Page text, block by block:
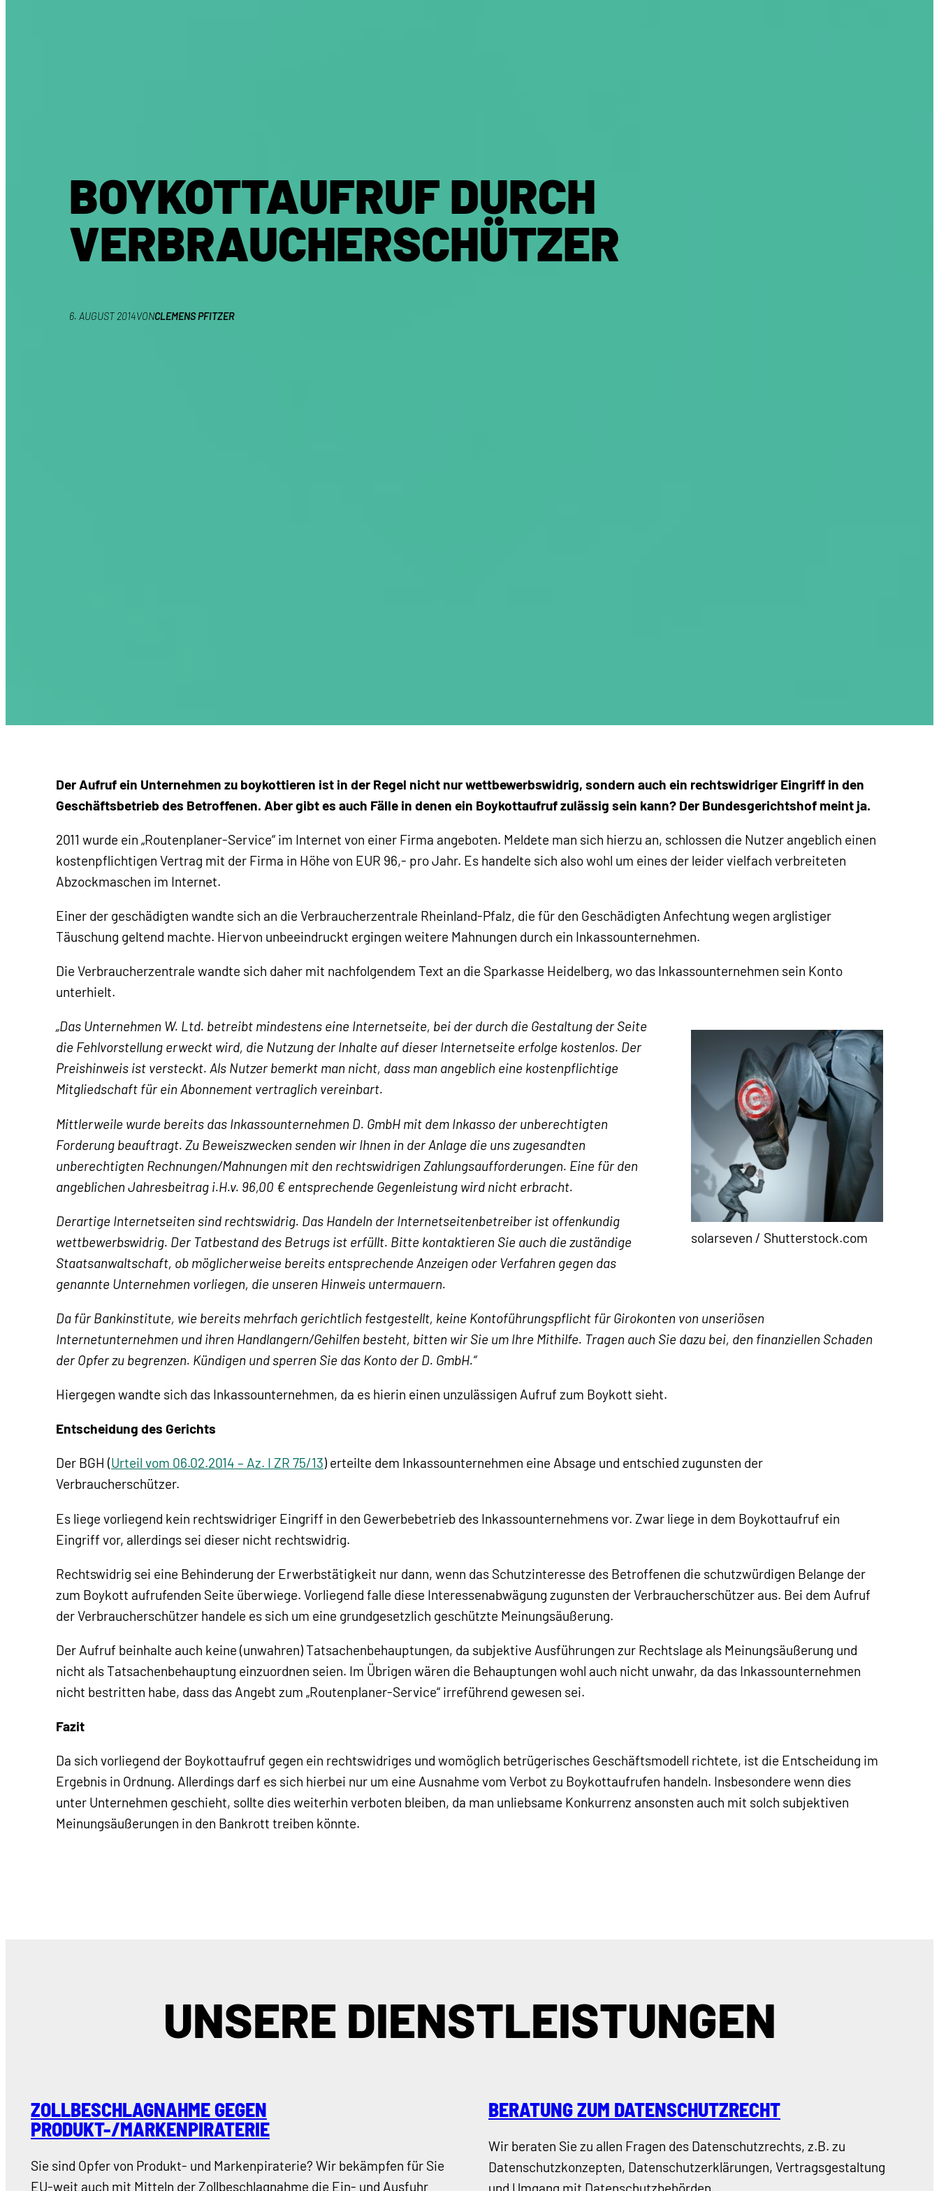
BOYKOTTAUFRUF DURCH
VERBRAUCHERSCHÜTZER
6. AUGUST 2014VONCLEMENS PFITZER
Der Aufruf ein Unternehmen zu boykottieren ist in der Regel nicht nur wettbewerbswidrig, sondern auch ein rechtswidriger Eingriff in den
Geschäftsbetrieb des Betroffenen. Aber gibt es auch Fälle in denen ein Boykottaufruf zulässig sein kann? Der Bundesgerichtshof meint ja.
2011 wurde ein „Routenplaner-Service“ im Internet von einer Firma angeboten. Meldete man sich hierzu an, schlossen die Nutzer angeblich einen
kostenpflichtigen Vertrag mit der Firma in Höhe von EUR 96,- pro Jahr. Es handelte sich also wohl um eines der leider vielfach verbreiteten
Abzockmaschen im Internet.
Einer der geschädigten wandte sich an die Verbraucherzentrale Rheinland-Pfalz, die für den Geschädigten Anfechtung wegen arglistiger
Täuschung geltend machte. Hiervon unbeeindruckt ergingen weitere Mahnungen durch ein Inkassounternehmen.
Die Verbraucherzentrale wandte sich daher mit nachfolgendem Text an die Sparkasse Heidelberg, wo das Inkassounternehmen sein Konto
unterhielt.
solarseven / Shutterstock.com
„Das Unternehmen W. Ltd. betreibt mindestens eine Internetseite, bei der durch die Gestaltung der Seite
die Fehlvorstellung erweckt wird, die Nutzung der Inhalte auf dieser Internetseite erfolge kostenlos. Der
Preishinweis ist versteckt. Als Nutzer bemerkt man nicht, dass man angeblich eine kostenpflichtige
Mitgliedschaft für ein Abonnement vertraglich vereinbart.
Mittlerweile wurde bereits das Inkassounternehmen D. GmbH mit dem Inkasso der unberechtigten
Forderung beauftragt. Zu Beweiszwecken senden wir Ihnen in der Anlage die uns zugesandten
unberechtigten Rechnungen/Mahnungen mit den rechtswidrigen Zahlungsaufforderungen. Eine für den
angeblichen Jahresbeitrag i.H.v. 96,00 € entsprechende Gegenleistung wird nicht erbracht.
Derartige Internetseiten sind rechtswidrig. Das Handeln der Internetseitenbetreiber ist offenkundig
wettbewerbswidrig. Der Tatbestand des Betrugs ist erfüllt. Bitte kontaktieren Sie auch die zuständige
Staatsanwaltschaft, ob möglicherweise bereits entsprechende Anzeigen oder Verfahren gegen das
genannte Unternehmen vorliegen, die unseren Hinweis untermauern.
Da für Bankinstitute, wie bereits mehrfach gerichtlich festgestellt, keine Kontoführungspflicht für Girokonten von unseriösen
Internetunternehmen und ihren Handlangern/Gehilfen besteht, bitten wir Sie um Ihre Mithilfe. Tragen auch Sie dazu bei, den finanziellen Schaden
der Opfer zu begrenzen. Kündigen und sperren Sie das Konto der D. GmbH.“
Hiergegen wandte sich das Inkassounternehmen, da es hierin einen unzulässigen Aufruf zum Boykott sieht.
Entscheidung des Gerichts
Der BGH (Urteil vom 06.02.2014 – Az. I ZR 75/13) erteilte dem Inkassounternehmen eine Absage und entschied zugunsten der
Verbraucherschützer.
Es liege vorliegend kein rechtswidriger Eingriff in den Gewerbebetrieb des Inkassounternehmens vor. Zwar liege in dem Boykottaufruf ein
Eingriff vor, allerdings sei dieser nicht rechtswidrig.
Rechtswidrig sei eine Behinderung der Erwerbstätigkeit nur dann, wenn das Schutzinteresse des Betroffenen die schutzwürdigen Belange der
zum Boykott aufrufenden Seite überwiege. Vorliegend falle diese Interessenabwägung zugunsten der Verbraucherschützer aus. Bei dem Aufruf
der Verbraucherschützer handele es sich um eine grundgesetzlich geschützte Meinungsäußerung.
Der Aufruf beinhalte auch keine (unwahren) Tatsachenbehauptungen, da subjektive Ausführungen zur Rechtslage als Meinungsäußerung und
nicht als Tatsachenbehauptung einzuordnen seien. Im Übrigen wären die Behauptungen wohl auch nicht unwahr, da das Inkassounternehmen
nicht bestritten habe, dass das Angebt zum „Routenplaner-Service“ irreführend gewesen sei.
Fazit
Da sich vorliegend der Boykottaufruf gegen ein rechtswidriges und womöglich betrügerisches Geschäftsmodell richtete, ist die Entscheidung im
Ergebnis in Ordnung. Allerdings darf es sich hierbei nur um eine Ausnahme vom Verbot zu Boykottaufrufen handeln. Insbesondere wenn dies
unter Unternehmen geschieht, sollte dies weiterhin verboten bleiben, da man unliebsame Konkurrenz ansonsten auch mit solch subjektiven
Meinungsäußerungen in den Bankrott treiben könnte.
UNSERE DIENSTLEISTUNGEN
ZOLLBESCHLAGNAHME GEGEN
PRODUKT-/MARKENPIRATERIE
Sie sind Opfer von Produkt- und Markenpiraterie? Wir bekämpfen für Sie
EU-weit auch mit Mitteln der Zollbeschlagnahme die Ein- und Ausfuhr
BERATUNG ZUM DATENSCHUTZRECHT
Wir beraten Sie zu allen Fragen des Datenschutzrechts, z.B. zu
Datenschutzkonzepten, Datenschutzerklärungen, Vertragsgestaltung
und Umgang mit Datenschutzbehörden.